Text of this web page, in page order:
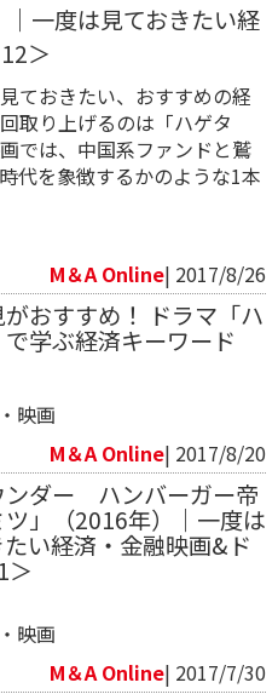
｜一度は見ておきたい経
＞
ておきたい、おすすめの経
取り上げるのは「ハゲタ
では、中国系ファンドと鷲
代を象徴するかのような1本
M＆A Online| 2017/8/26
おすすめ！ ドラマ「ハ
学ぶ経済キーワード
映画
M＆A Online| 2017/8/20
ンダー ハンバーガー帝
」（2016年）｜一度は
い経済・金融映画&ド
＞
映画
M＆A Online| 2017/7/30